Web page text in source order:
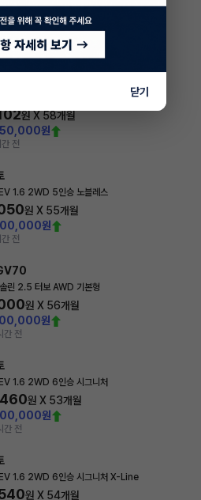
원 X58개월
전
원 X 58개월
원
간 전
1.6 2WD 5인승 노블레스
원 X 55개월
원
간 전
린 2.5 터보 AWD 기본형
원 X 56개월
원
간 전
1.6 2WD 6인승 시그니처
원 X 53개월
원
간 전
1.6 2WD 6인승 시그니처 X-Line
원 X 54개월
닫기